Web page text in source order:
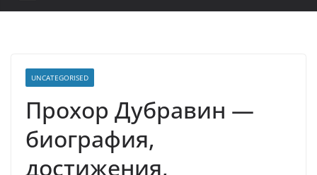
UNCATEGORISED
Прохор Дубравин —
биография,
достижения,